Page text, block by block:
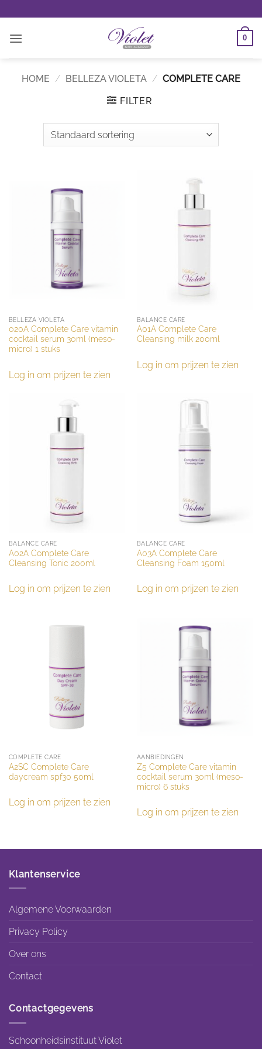
naar
inhoud
0
HOME / BELLEZA VIOLETA / COMPLETE CARE
FILTER
BELLEZA VIOLETA
020A Complete Care vitamin
cocktail serum 30ml (meso-
micro) 1 stuks
Log in om prijzen te zien
BALANCE CARE
A01A Complete Care
Cleansing milk 200ml
Log in om prijzen te zien
BALANCE CARE
A02A Complete Care
Cleansing Tonic 200ml
Log in om prijzen te zien
BALANCE CARE
A03A Complete Care
Cleansing Foam 150ml
Log in om prijzen te zien
COMPLETE CARE
A2SC Complete Care
daycream spf30 50ml
Log in om prijzen te zien
AANBIEDINGEN
Z5 Complete Care vitamin
cocktail serum 30ml (meso-
micro) 6 stuks
Log in om prijzen te zien
Klantenservice
Algemene Voorwaarden
Privacy Policy
Over ons
Contact
Contactgegevens
Schoonheidsinstituut Violet